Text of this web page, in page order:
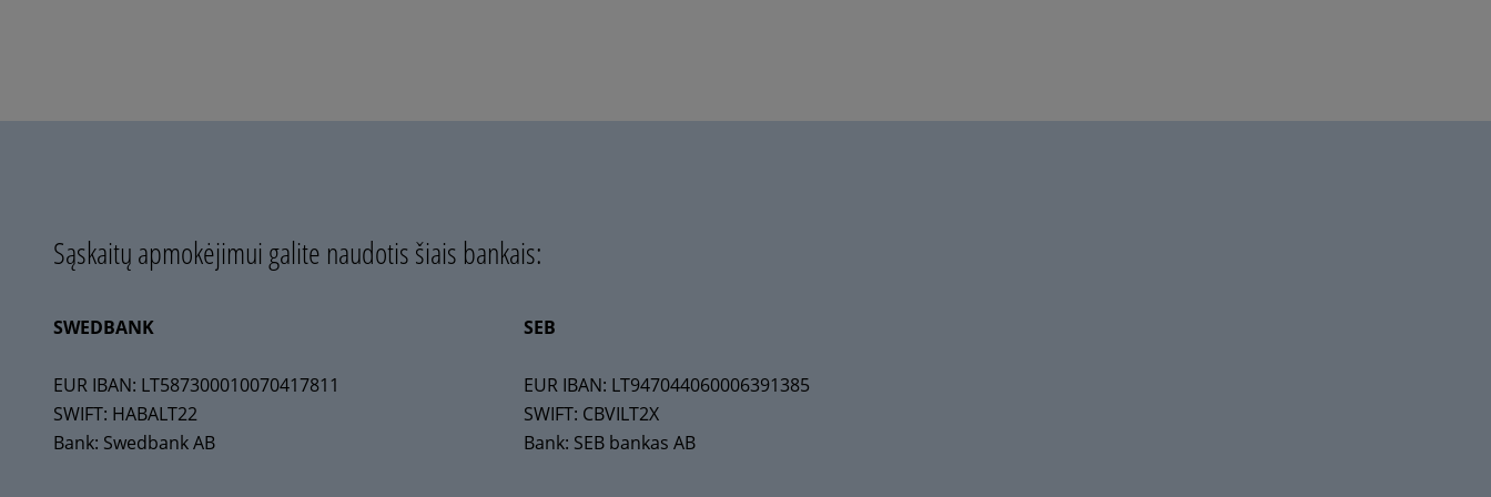
Sąskaitų apmokėjimui galite naudotis šiais bankais:
SWEDBANK
EUR IBAN: LT587300010070417811
SWIFT: HABALT22
Bank: Swedbank AB
SEB
EUR IBAN: LT947044060006391385
SWIFT: CBVILT2X
Bank: SEB bankas AB